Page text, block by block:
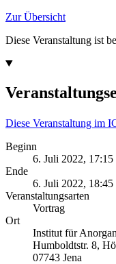
Zur Übersicht
Diese Veranstaltung ist
Diese Veranstaltung im
Beginn
6. Juli 2022,
Ende
6. Juli 2022,
Veranstaltungsarten
Vortrag
Ort
Institut für
Humboldtstr. 8,
07743 Jena